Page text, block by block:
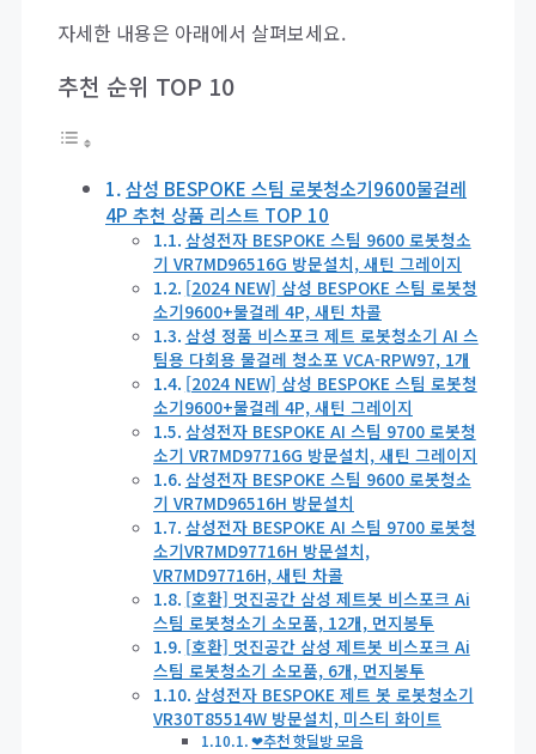
자세한 내용은 아래에서 살펴보세요.
추천 순위 TOP 10
삼성 BESPOKE 스팀 로봇청소기9600물걸레
4P 추천 상품 리스트 TOP 10
삼성전자 BESPOKE 스팀 9600 로봇청소
기 VR7MD96516G 방문설치, 새틴 그레이지
[2024 NEW] 삼성 BESPOKE 스팀 로봇청
소기9600+물걸레 4P, 새틴 차콜
삼성 정품 비스포크 제트 로봇청소기 AI 스
팀용 다회용 물걸레 청소포 VCA-RPW97, 1개
[2024 NEW] 삼성 BESPOKE 스팀 로봇청
소기9600+물걸레 4P, 새틴 그레이지
삼성전자 BESPOKE AI 스팀 9700 로봇청
소기 VR7MD97716G 방문설치, 새틴 그레이지
삼성전자 BESPOKE 스팀 9600 로봇청소
기 VR7MD96516H 방문설치
삼성전자 BESPOKE AI 스팀 9700 로봇청
소기VR7MD97716H 방문설치,
VR7MD97716H, 새틴 차콜
[호환] 멋진공간 삼성 제트봇 비스포크 Ai
스팀 로봇청소기 소모품, 12개, 먼지봉투
[호환] 멋진공간 삼성 제트봇 비스포크 Ai
스팀 로봇청소기 소모품, 6개, 먼지봉투
삼성전자 BESPOKE 제트 봇 로봇청소기
VR30T85514W 방문설치, 미스티 화이트
❤추천 핫딜방 모음